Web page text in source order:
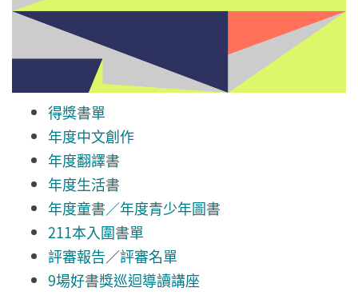
得獎書單
年度中文創作
年度翻譯書
年度生活書
年度童書／年度青少年圖書
211本入圍書單
評審報告／評審名單
9場好書獎巡迴導讀講座